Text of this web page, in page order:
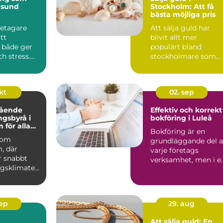
ger
stress.
Stockholm: Att få
bästa möjliga pris
Att sälja guld har
blivit allt mer
populärt bland
stockholmare som
i
för alla
där
snabbt
02. sep
Effektiv och korrekt
bokföring i Luleå
Bokföring är en
grundläggande del
varje företags
verksamhet, men i
29. aug